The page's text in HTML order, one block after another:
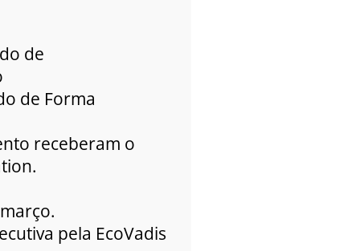
de
de Forma
receberam o
pela EcoVadis